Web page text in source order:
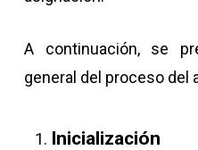
A continuación, se
general del proceso del
Inicialización